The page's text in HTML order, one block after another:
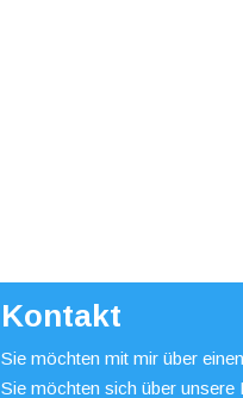
Kontakt
Sie möchten mit mir über
Sie möchten sich über